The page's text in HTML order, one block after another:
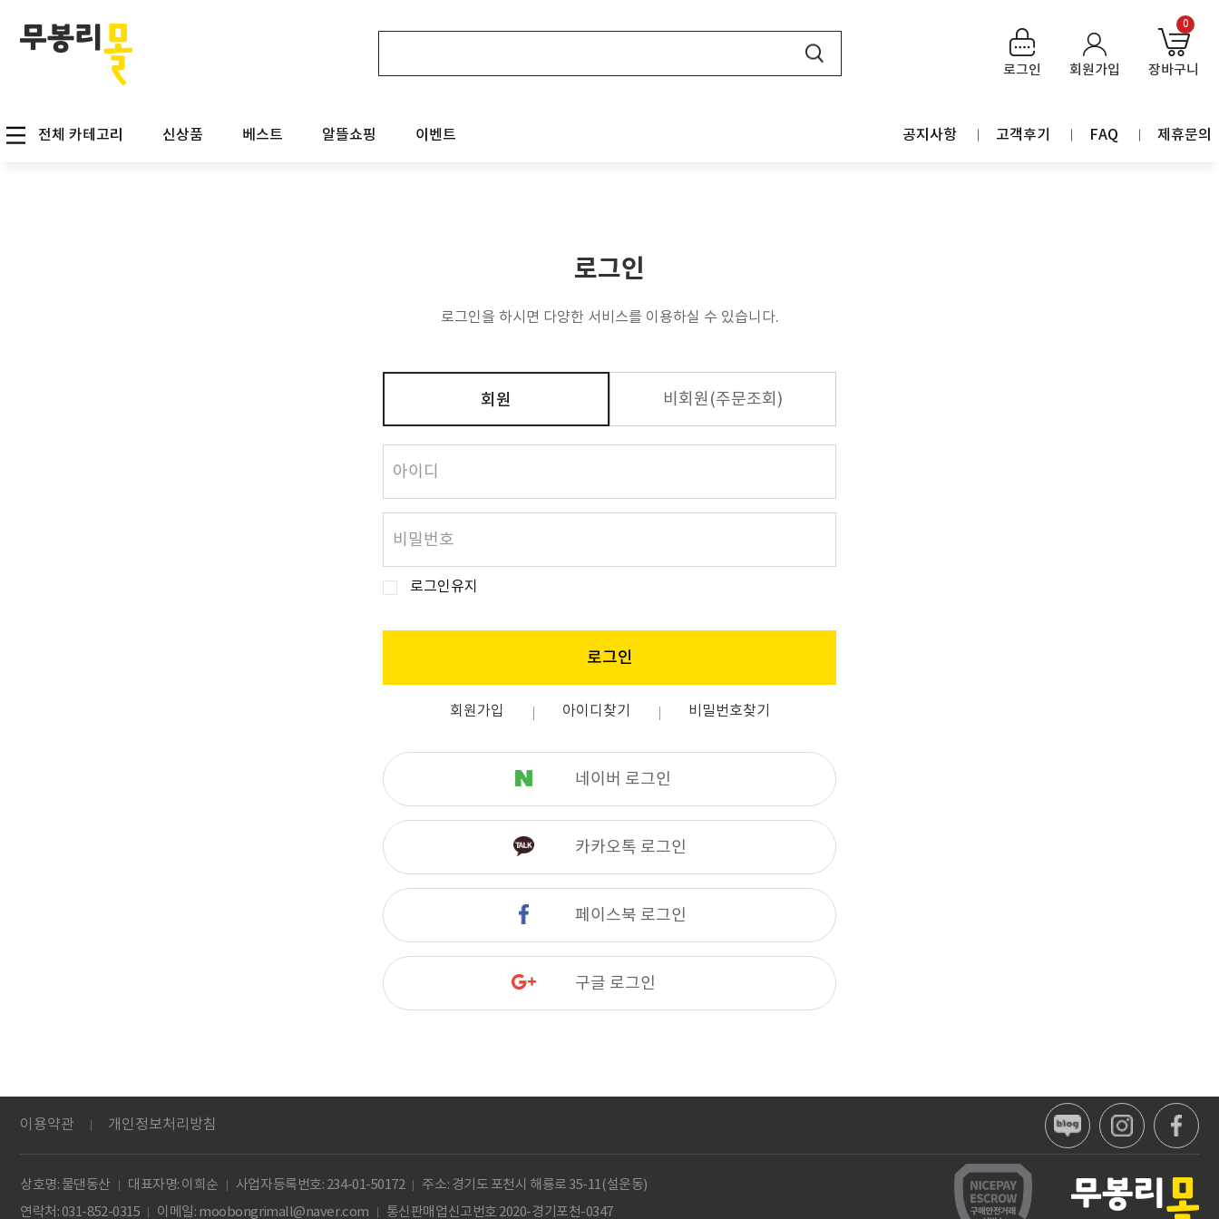
로그인 회원가입
0
장바구니
전체 카테고리 신상품 베스트 알뜰쇼핑 이벤트 공지사항 고객후기 FAQ 제휴문의
로그인
로그인을 하시면 다양한 서비스를 이용하실 수 있습니다.
회원 비회원(주문조회)
로그인유지
로그인
회원가입 아이디찾기 비밀번호찾기
네이버 로그인
카카오톡 로그인
페이스북 로그인
구글 로그인
이용약관 개인정보처리방침
상호명: 물댄동산 대표자명: 이희순 사업자등록번호: 234-01-50172
주소: 경기도 포천시 해룡로 35-11(설운동)
연락처: 031-852-0315
이메일: moobongrimall@naver.com 통신판매업신고번호 2020-경기포천-0347